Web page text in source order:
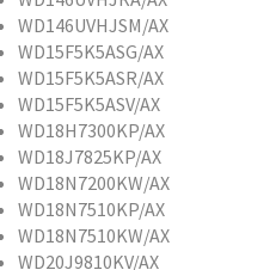
WD146UVHJSM/AX
WD15F5K5ASG/AX
WD15F5K5ASR/AX
WD15F5K5ASV/AX
WD18H7300KP/AX
WD18J7825KP/AX
WD18N7200KW/AX
WD18N7510KP/AX
WD18N7510KW/AX
WD20J9810KV/AX